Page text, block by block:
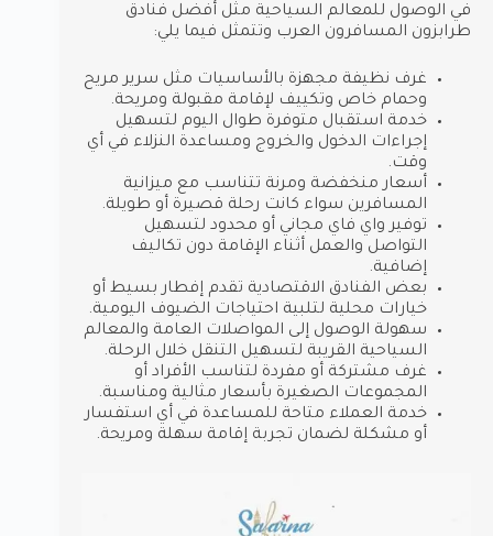
في الوصول للمعالم السياحية مثل أفضل فنادق
طرابزون المسافرون العرب وتتمثل فيما يلي:
غرف نظيفة مجهزة بالأساسيات مثل سرير مريح
وحمام خاص وتكييف لإقامة مقبولة ومريحة.
خدمة استقبال متوفرة طوال اليوم لتسهيل
إجراءات الدخول والخروج ومساعدة النزلاء في أي
وقت.
أسعار منخفضة ومرنة تتناسب مع ميزانية
المسافرين سواء كانت رحلة قصيرة أو طويلة.
توفير واي فاي مجاني أو محدود لتسهيل
التواصل والعمل أثناء الإقامة دون تكاليف
إضافية.
بعض الفنادق الاقتصادية تقدم إفطار بسيط أو
خيارات محلية لتلبية احتياجات الضيوف اليومية.
سهولة الوصول إلى المواصلات العامة والمعالم
السياحية القريبة لتسهيل التنقل خلال الرحلة.
غرف مشتركة أو مفردة لتناسب الأفراد أو
المجموعات الصغيرة بأسعار مثالية ومناسبة.
خدمة العملاء متاحة للمساعدة في أي استفسار
أو مشكلة لضمان تجربة إقامة سهلة ومريحة.